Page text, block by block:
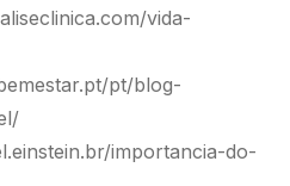
vida-
pt/blog-
importancia-do-